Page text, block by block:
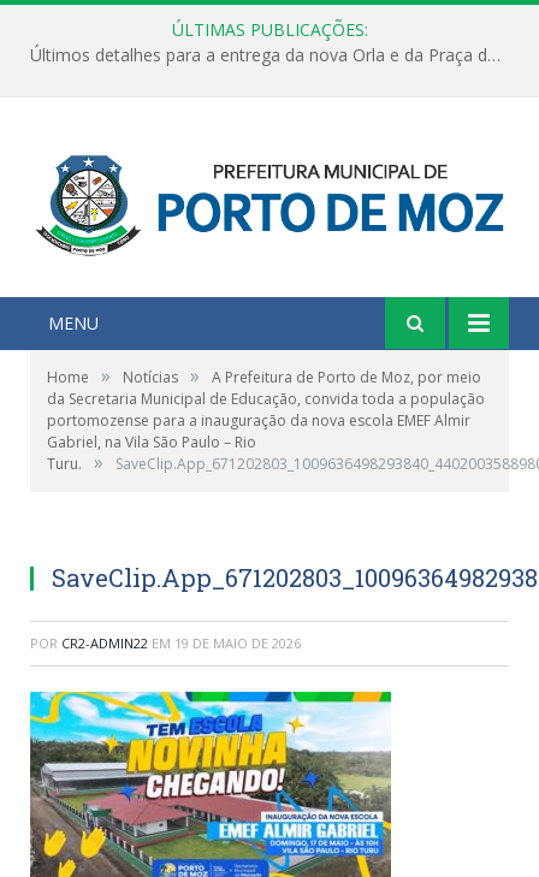
ÚLTIMAS PUBLICAÇÕES:
Últimos detalhes para a entrega da nova Orla e da Praça do Praião
MENU
Home » Notícias »
A Prefeitura de Porto de Moz, por meio
da Secretaria Municipal de Educação, convida toda a população
portomozense para a inauguração da nova escola EMEF Almir
Gabriel, na Vila São Paulo – Rio
Turu.
»
POR CR2-ADMIN22 EM 19 DE MAIO DE 2026